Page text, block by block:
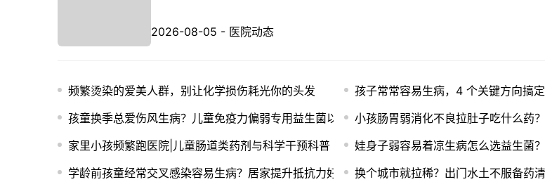
2026-08-05 - 医院动态
频繁烫染的爱美人群，别让化学损伤耗光你的头发
孩子常常容易生病，4 个关键方向搞
孩童换季总爱伤风生病？儿童免疫力偏弱专用益生菌以及肠道修护完整指南小孩肠胃弱消化不良拉肚子吃什么药
家里小孩频繁跑医院|儿童肠道类药剂与科学干预科普
娃身子弱容易着凉生病怎么选益生菌？
学龄前孩童经常交叉感染容易生病？居家提升抵抗力好物，靠谱品牌完整科普
换个城市就拉稀？出门水土不服备药